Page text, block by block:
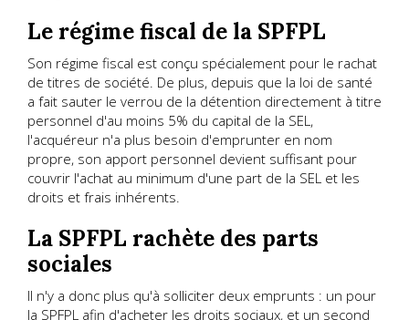
Le régime fiscal de la SPFPL
Son régime fiscal est conçu spécialement pour le rachat
de titres de société. De plus, depuis que la loi de santé
a fait sauter le verrou de la détention directement à titre
personnel d'au moins 5% du capital de la SEL,
l'acquéreur n'a plus besoin d'emprunter en nom
propre, son apport personnel devient suffisant pour
couvrir l'achat au minimum d'une part de la SEL et les
droits et frais inhérents.
La SPFPL rachète des parts
sociales
Il n'y a donc plus qu'à solliciter deux emprunts : un pour
la SPFPL afin d'acheter les droits sociaux, et un second